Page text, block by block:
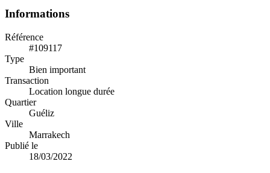
Informations
Référence
#109117
Type
Bien important
Transaction
Location longue durée
Quartier
Guéliz
Ville
Marrakech
Publié le
18/03/2022